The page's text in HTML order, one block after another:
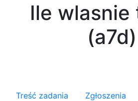
Ile wlasnie
(a7d)
Treść zadania Zgłoszenia